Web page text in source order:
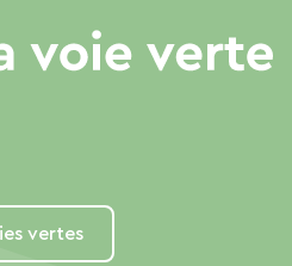
vertes